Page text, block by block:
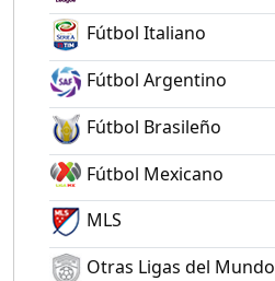
Fútbol Italiano
Fútbol Argentino
Fútbol Brasileño
Fútbol Mexicano
MLS
Otras Ligas del Mundo